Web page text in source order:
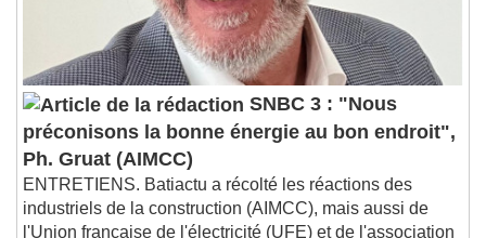
settings dialog
subtitles off
, selected
Audio Track
Picture-in-Picture
Fullscreen
This is a modal window.
Beginning of dialog window. Escape will cancel
and close the window.
Text
SNBC 3 : "Nous
préconisons la bonne énergie au bon endroit",
Ph. Gruat (AIMCC)
ENTRETIENS. Batiactu a récolté les réactions des
industriels de la construction (AIMCC), mais aussi de